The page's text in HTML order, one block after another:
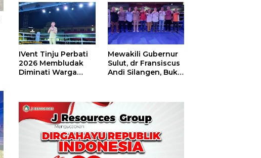
Boxing Camp Juara
Umum Tinju Perbati
2026
Piala Wali Kota
IVent Tinju Perbati
2026 Membludak
Diminati Warga
Mewakili Gubernur
Sulut, dr Fransiscus
Andi Silangen, Buka
Piala Wali Kota
Manado